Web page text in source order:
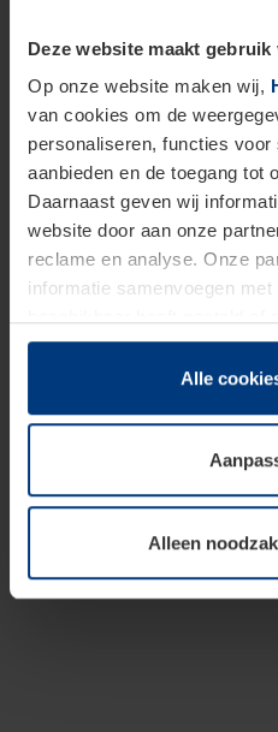
Deze website maakt gebruik
Op onze website maken wij,
van cookies om de
personaliseren, functies
aanbieden en de toegang tot
Daarnaast geven wij
website door aan onze
reclame en analyse. Onze
informatie samenvoegen
hun diensten hebben
Juridisch hebben wij het
van deze pagina's absoluut
soorten cookies is uw
toestemming kunt u op elk
wijzigen of herroepen.
Alle
Alleen